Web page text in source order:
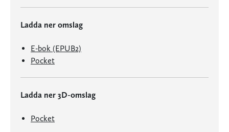
Ladda ner omslag
E-bok (EPUB2)
Pocket
Ladda ner 3D-omslag
Pocket